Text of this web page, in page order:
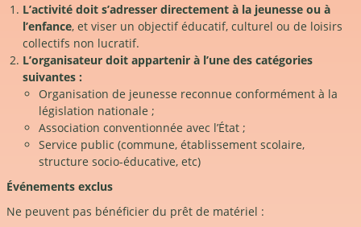
L’activité doit s’adresser directement à la jeunesse ou à
l’enfance, et viser un objectif éducatif, culturel ou de loisirs
collectifs non lucratif.
L’organisateur doit appartenir à l’une des catégories
suivantes :
Organisation de jeunesse reconnue conformément à la
législation nationale ;
Association conventionnée avec l’État ;
Service public (commune, établissement scolaire,
structure socio-éducative, etc)
Événements exclus
Ne peuvent pas bénéficier du prêt de matériel :